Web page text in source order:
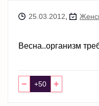
25.03.2012
Весна..организм
− +